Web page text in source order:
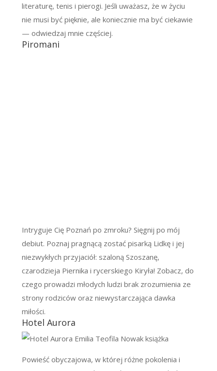
literaturę, tenis i pierogi. Jeśli uważasz, że w życiu
nie musi być pięknie, ale koniecznie ma być ciekawie
— odwiedzaj mnie częściej.
Piromani
Intryguje Cię Poznań po zmroku? Sięgnij po mój
debiut. Poznaj pragnącą zostać pisarką Lidkę i jej
niezwykłych przyjaciół: szaloną Szoszanę,
czarodzieja Piernika i rycerskiego Kiryła! Zobacz, do
czego prowadzi młodych ludzi brak zrozumienia ze
strony rodziców oraz niewystarczająca dawka
miłości.
Hotel Aurora
Powieść obyczajowa, w której różne pokolenia i